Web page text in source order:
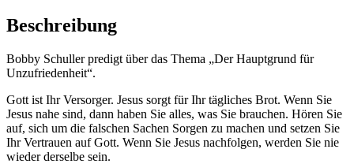
Beschreibung
Bobby Schuller predigt über das Thema „Der Hauptgrund für
Unzufriedenheit“.
Gott ist Ihr Versorger. Jesus sorgt für Ihr tägliches Brot. Wenn Sie
Jesus nahe sind, dann haben Sie alles, was Sie brauchen. Hören Sie
auf, sich um die falschen Sachen Sorgen zu machen und setzen Sie
Ihr Vertrauen auf Gott. Wenn Sie Jesus nachfolgen, werden Sie nie
wieder derselbe sein.